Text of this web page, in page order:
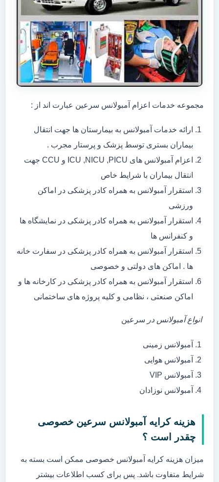
مجموعه خدمات اعزام آمبولانس سرعین عبارت اند از :
ارائه خدمات آمبولانس به بیمارستان ها جهت انتقال
بیماران بستری توسط پزشک و پرستار مجرب .
اعزام آمبولانس های ICU ,NICU ,PICU و CCU جهت
انتقال بیماران با شرایط خاص
استقرار آمبولانس به همراه کادر پزشکی در اماکن
ورزشی
استقرار آمبولانس به همراه کادر پزشکی در نمایشگاه ها
و کنفرانس ها
استقرار آمبولانس به همراه کادر پزشکی در سفارت خانه
ها . اماکن های دولتی و خصوصی
استقرار آمبولانس به همراه کادر پزشکی در کارخانه ها و
اماکن صنعتی ، نظامی و کلیه پروژه های ساختمانی
انواع آمبولانس در سرعین
آمبولانس زمینی
آمبولانس هوایی
آمبولانس VIP
آمبولانس نوزادان
هزینه کرایه آمبولانس سرعین خصوصی
چقدر است ؟
میزان هزینه کرایه آمبولانس خصوصی ممکن است بسته به
شرایط متفاوت باشد. پس برای کسب اطلاعات بیشتر